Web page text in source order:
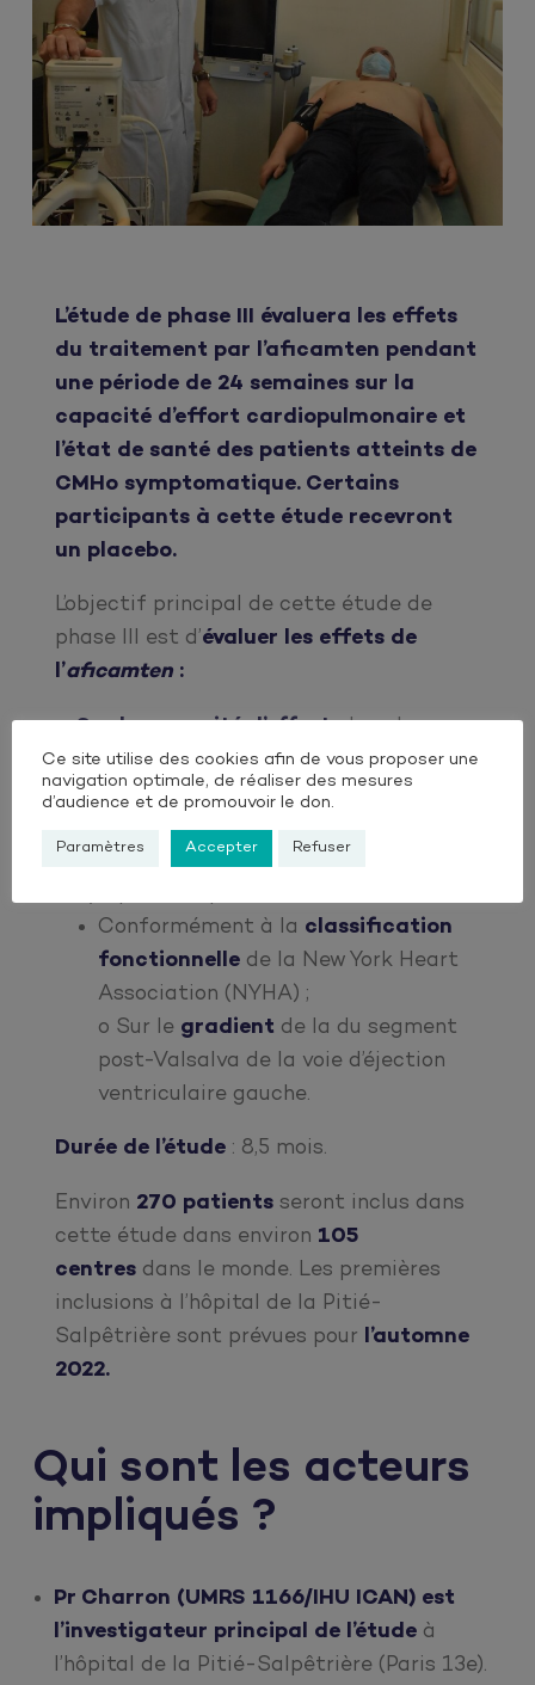
L’étude de phase III évaluera les effets
du traitement par l’aficamten pendant
une période de 24 semaines sur la
capacité d’effort cardiopulmonaire et
l’état de santé des patients atteints de
CMHo symptomatique. Certains
participants à cette étude recevront
un placebo.
L’objectif principal de cette étude de
phase III est d’évaluer les effets de
l’aficamten :
Sur la capacité d’effortchez des
patients atteints de CMHo
symptomatique ;
Sur l’état de santé chez des
atteints de CMHo
Conformément à la classification
fonctionnellede la New York Heart
Association (NYHA) ;
o Sur le gradient de la du segment
post-Valsalva de la voie d’éjection
ventriculaire gauche.
Durée de l’étude : 8,5 mois.
Environ 270 patients seront inclus dans
cette étude dans environ 105
centres dans le monde. Les premières
inclusions à l’hôpital de la Pitié-
Salpêtrière sont prévues pour l’automne
2022.
Qui sont les acteurs
impliqués ?
Pr Charron (UMRS 1166/IHU ICAN) est
l’investigateur principal de l’étudeà
l’hôpital de la Pitié-Salpêtrière (Paris 13e).
Ce site utilise des cookies afin de vous proposer une
navigation optimale, de réaliser des mesures
d’audience et de promouvoir le don.
Paramètres Accepter Refuser